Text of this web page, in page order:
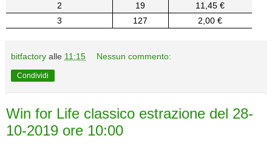
2
19
11,45 €
3
127 2,00 €
bitfactory alle 11:15 Nessun commento:
Condividi
Win for Life classico estrazione del 28-
10-2019 ore 10:00